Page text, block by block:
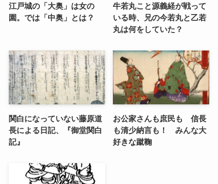
江戸城の「大奥」は女の
園。では「中奥」とは？
牛若丸こと源義経が戦って
いる時、兄の今若丸と乙若
丸は何をしていた？
関白になっていない藤原道
長による日記、『御堂関白
記』
お公家さんも庶民も 信長
も清少納言も！ みんな大
好きな蹴鞠